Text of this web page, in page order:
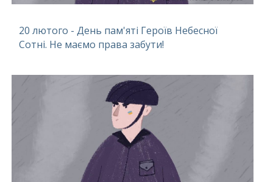
20 лютого - День пам'яті Героїв Небесної
Сотні. Не маємо права забути!